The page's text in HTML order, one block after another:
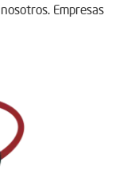
Empresas